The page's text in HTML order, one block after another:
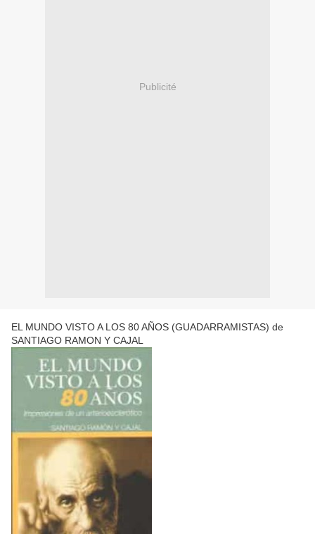
Publicité
EL MUNDO VISTO A LOS 80 AÑOS (GUADARRAMISTAS) de
SANTIAGO RAMON Y CAJAL